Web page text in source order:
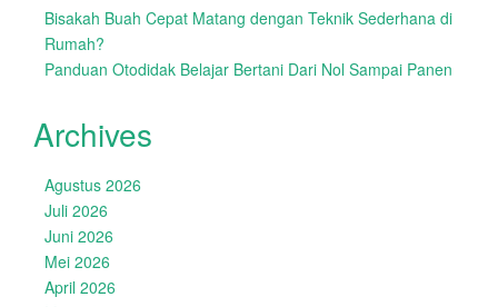
Bisakah Buah Cepat Matang dengan Teknik Sederhana di
Rumah?
Panduan Otodidak Belajar Bertani Dari Nol Sampai Panen
Archives
Agustus 2026
Juli 2026
Juni 2026
Mei 2026
April 2026